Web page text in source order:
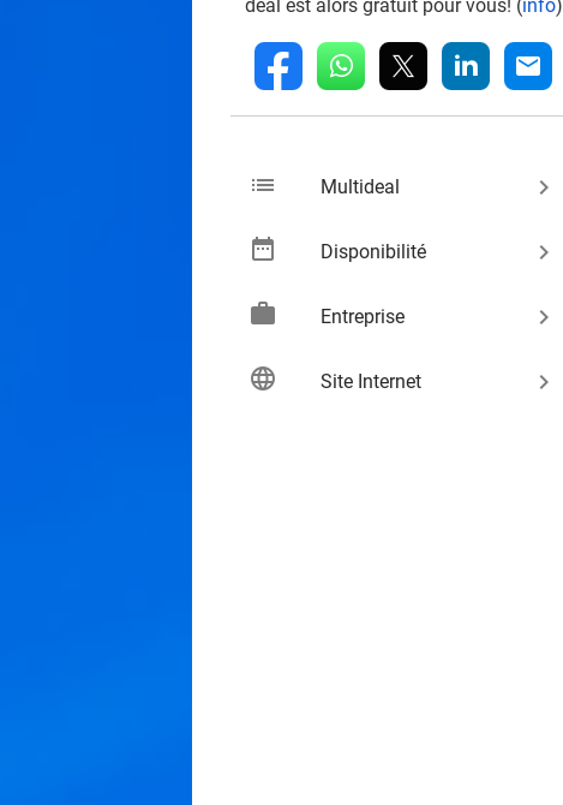
deal est alors gratuit pour vous! (info)
fb whatsapp linkedin mail
list Multideal keyboard_arrow_right
date_range Disponibilité keyboard_arrow_right
work Entreprise keyboard_arrow_right
language Site Internet keyboard_arrow_right